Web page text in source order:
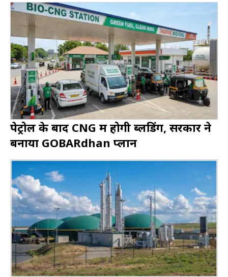
पेट्रोल के बाद CNG में होगी ब्लेंडिंग, सरकार ने
बनाया GOBARdhan प्लान